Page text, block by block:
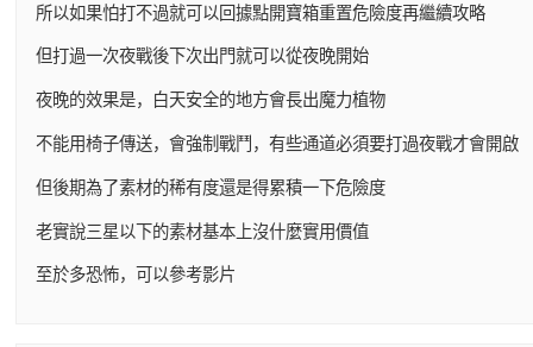
所以如果怕打不過就可以回據點開寶箱重置危險度再繼續攻略
但打過一次夜戰後下次出門就可以從夜晚開始
夜晚的效果是，白天安全的地方會長出魔力植物
不能用椅子傳送，會強制戰鬥，有些通道必須要打過夜戰才會開啟
但後期為了素材的稀有度還是得累積一下危險度
老實說三星以下的素材基本上沒什麼實用價值
至於多恐怖，可以參考影片